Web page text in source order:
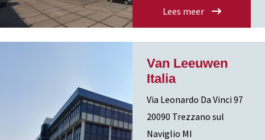
Lees meer
Van Leeuwen
Italia
Via Leonardo Da Vinci 97
20090 Trezzano sul
Naviglio MI